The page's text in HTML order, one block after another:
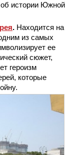
об истории Южной
. Находится на
из самых
ее
сюжет,
героизм
которые